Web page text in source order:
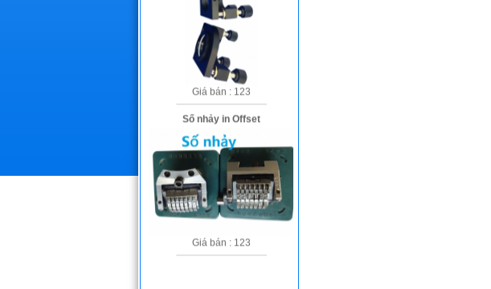
Giá bán : 123
Số nhảy in Offset
Giá bán : 123